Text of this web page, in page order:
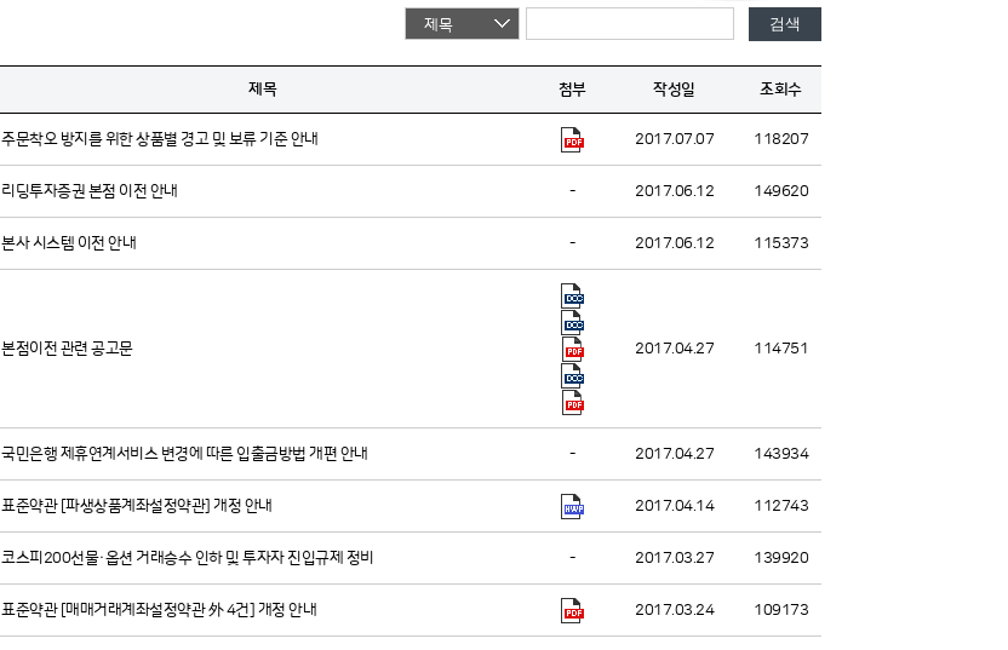
검색
제목 첨부 작성일 조회수
주문착오 방지를 위한 상품별 경고 및 보류 기준 안내 2017.07.07 118207
리딩투자증권 본점 이전 안내 - 2017.06.12 149620
본사 시스템 이전 안내 - 2017.06.12 115373
본점이전 관련 공고문 2017.04.27 114751
국민은행 제휴연계서비스 변경에 따른 입출금방법 개편 안내 - 2017.04.27 143934
표준약관 [파생상품계좌설정약관] 개정 안내 2017.04.14 112743
코스피200선물·옵션 거래승수 인하 및 투자자 진입규제 정비 - 2017.03.27 139920
표준약관 [매매거래계좌설정약관 外 4건] 개정 안내 2017.03.24 109173